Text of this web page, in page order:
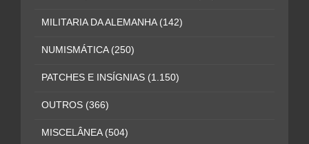
MILITARIA DA ALEMANHA (142)
NUMISMÁTICA (250)
PATCHES E INSÍGNIAS (1.150)
OUTROS (366)
MISCELÂNEA (504)